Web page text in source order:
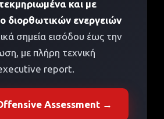
και με
διορθωτικών ενεργειών
σημεία εισόδου έως την
με πλήρη τεχνική
report.
Assessment →